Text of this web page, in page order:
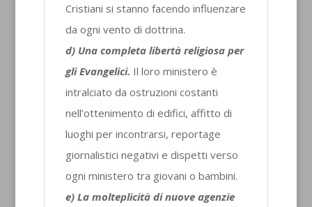
Cristiani si stanno facendo influenzare
da ogni vento di dottrina.
d) Una completa libertà religiosa per
gli Evangelici. Il loro ministero è
intralciato da ostruzioni costanti
nell’ottenimento di edifici, affitto di
luoghi per incontrarsi, reportage
giornalistici negativi e dispetti verso
ogni ministero tra giovani o bambini.
e) La molteplicità di nuove agenzie